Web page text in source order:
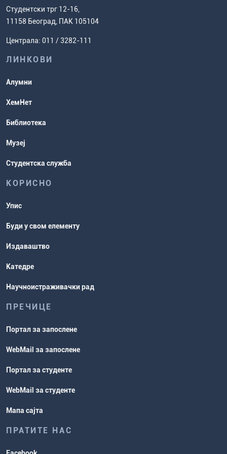
Научноистраживачки рад
Европски систем преноса бодова
(ЕСПБ)
Усавршавање за наставнике
Повереник за равноправност
Студентске организације
рокови
Ценовник студија
испита
Студентски трг 12-16,
11158 Београд, ПАК 105104
Централа: 011 / 3282-111
ЛИНКОВИ
Алумни
ХемНет
Библиотека
Музеј
Студентска служба
КОРИСНО
Упис
Буди у свом елементу
Издаваштво
Катедре
Научноистраживачки рад
ПРЕЧИЦЕ
Портал за запослене
WebMail за запослене
Портал за студенте
WebMail за студенте
Мапа сајта
ПРАТИТЕ НАС